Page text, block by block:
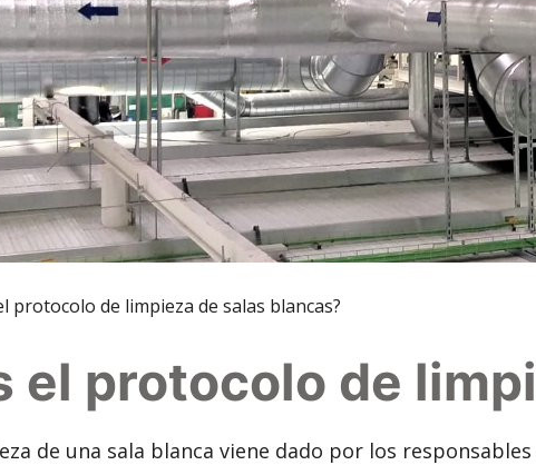
protocolo de limpieza de salas blancas?
el protocolo de
de una sala blanca viene dado por los